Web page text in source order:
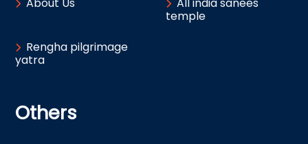
temple
Rengha pilgrimage
yatra
Others